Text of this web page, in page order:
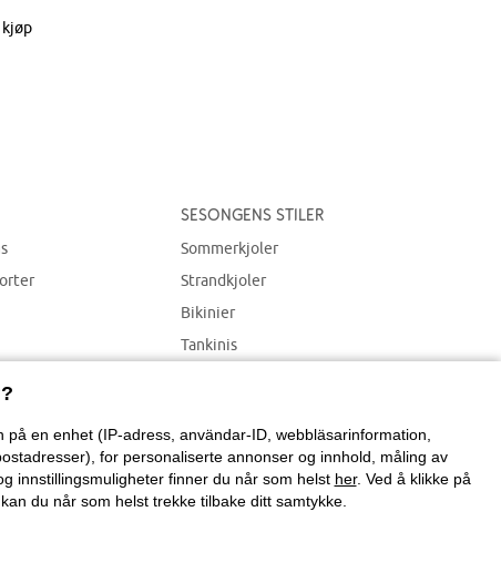
Sesongens stiler
Sommerkjoler
Strandkjoler
Bikinier
Tankinis
en enhet (IP-adress, användar-ID, webbläsarinformation,
for personaliserte annonser og innhold, måling av
innstillingsmuligheter finner du når som helst her. Ved å klikke på
du når som helst trekke tilbake ditt samtykke.